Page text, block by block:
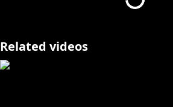
Related videos